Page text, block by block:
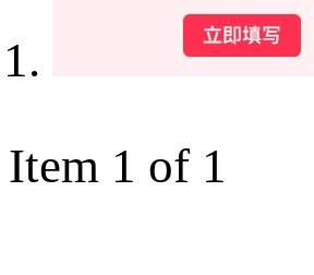
Item 1 of 1